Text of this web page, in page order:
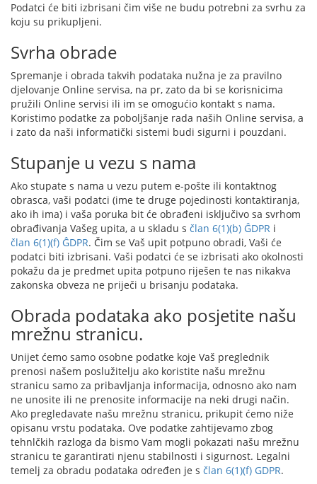
Podatci će biti izbrisani čim više ne budu potrebni za svrhu za
koju su prikupljeni.
Svrha obrade
Spremanje i obrada takvih podataka nužna je za pravilno
djelovanje Online servisa, na pr, zato da bi se korisnicima
pružili Online servisi ili im se omogućio kontakt s nama.
Koristimo podatke za poboljšanje rada naših Online servisa, a
i zato da naši informatički sistemi budi sigurni i pouzdani.
Stupanje u vezu s nama
Ako stupate s nama u vezu putem e-pošte ili kontaktnog
obrasca, vaši podatci (ime te druge pojedinosti kontaktiranja,
ako ih ima) i vaša poruka bit će obrađeni isključivo sa svrhom
obrađivanja Vašeg upita, a u skladu s član 6(1)(b) ĜDPR i
član 6(1)(f) ĜDPR. Čim se Vaš upit potpuno obradi, Vaši će
podatci biti izbrisani. Vaši podatci će se izbrisati ako okolnosti
pokažu da je predmet upita potpuno riješen te nas nikakva
zakonska obveza ne priječi u brisanju podataka.
Obrada podataka ako posjetite našu
mrežnu stranicu.
Unijet ćemo samo osobne podatke koje Vaš preglednik
prenosi našem poslužitelju ako koristite našu mrežnu
stranicu samo za pribavljanja informacija, odnosno ako nam
ne unosite ili ne prenosite informacije na neki drugi način.
Ako pregledavate našu mrežnu stranicu, prikupit ćemo niže
opisanu vrstu podataka. Ove podatke zahtijevamo zbog
tehnlčkih razloga da bismo Vam mogli pokazati našu mrežnu
stranicu te garantirati njenu stabilnosti i sigurnost. Legalni
temelj za obradu podataka određen je s član 6(1)(f) GDPR.